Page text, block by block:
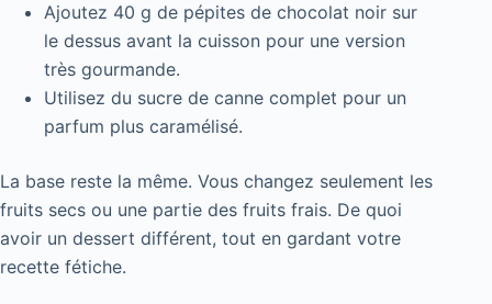
Ajoutez 40 g de pépites de chocolat noir sur
le dessus avant la cuisson pour une version
très gourmande.
Utilisez du sucre de canne complet pour un
parfum plus caramélisé.
La base reste la même. Vous changez seulement les
fruits secs ou une partie des fruits frais. De quoi
avoir un dessert différent, tout en gardant votre
recette fétiche.